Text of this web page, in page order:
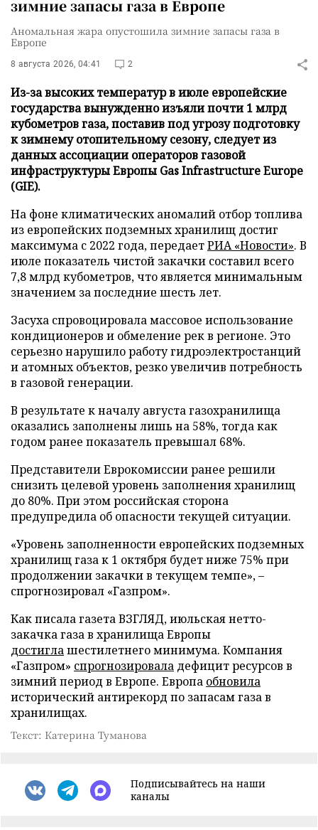
зимние запасы газа в Европе
Аномальная жара опустошила зимние запасы газа в
Европе
8 августа 2026, 04:41 2
Из-за высоких температур в июле европейские
государства вынужденно изъяли почти 1 млрд
кубометров газа, поставив под угрозу подготовку
к зимнему отопительному сезону, следует из
данных ассоциации операторов газовой
инфраструктуры Европы Gas Infrastructure Europe
(GIE).
На фоне климатических аномалий отбор топлива
из европейских подземных хранилищ достиг
максимума с 2022 года, передаетРИА «Новости». В
июле показатель чистой закачки составил всего
7,8 млрд кубометров, что является минимальным
значением за последние шесть лет.
Засуха спровоцировала массовое использование
кондиционеров и обмеление рек в регионе. Это
серьезно нарушило работу гидроэлектростанций
и атомных объектов, резко увеличив потребность
в газовой генерации.
В результате к началу августа газохранилища
оказались заполнены лишь на 58%, тогда как
годом ранее показатель превышал 68%.
Представители Еврокомиссии ранее решили
снизить целевой уровень заполнения хранилищ
до 80%. При этом российская сторона
предупредила об опасности текущей ситуации.
«Уровень заполненности европейских подземных
хранилищ газа к 1 октября будет ниже 75% при
продолжении закачки в текущем темпе», –
спрогнозировал «Газпром».
Как писала газета ВЗГЛЯД, июльская нетто-
закачка газа в хранилища Европы
достиглашестилетнего минимума. Компания
«Газпром» спрогнозировала дефицит ресурсов в
зимний период в Европе. Европа обновила
исторический антирекорд по запасам газа в
хранилищах.
Текст: Катерина Туманова
Подписывайтесь на наши
каналы